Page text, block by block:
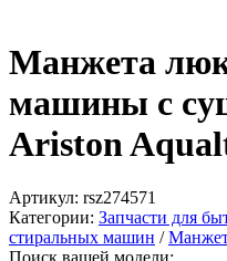
Манжета
машины с
Ariston
Артикул: rsz274571
Категории: Запчасти для
стиральных машин /